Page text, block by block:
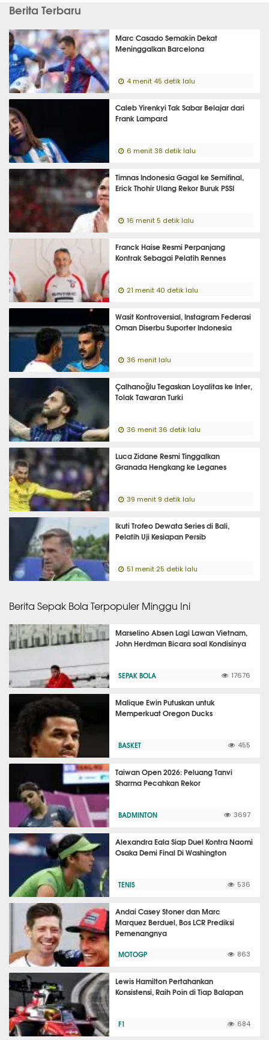
Berita Terbaru
Marc Casado Semakin Dekat
Meninggalkan Barcelona
4 menit 45 detik lalu
Caleb Yirenkyi Tak Sabar Belajar dari
Frank Lampard
6 menit 38 detik lalu
Timnas Indonesia Gagal ke Semifinal,
Erick Thohir Ulang Rekor Buruk PSSI
16 menit 5 detik lalu
Franck Haise Resmi Perpanjang
Kontrak Sebagai Pelatih Rennes
21 menit 40 detik lalu
Wasit Kontroversial, Instagram Federasi
Oman Diserbu Suporter Indonesia
36 menit lalu
Çalhanoğlu Tegaskan Loyalitas ke Inter,
Tolak Tawaran Turki
36 menit 36 detik lalu
Luca Zidane Resmi Tinggalkan
Granada Hengkang ke Leganes
39 menit 9 detik lalu
Ikuti Trofeo Dewata Series di Bali,
Pelatih Uji Kesiapan Persib
51 menit 25 detik lalu
Berita Sepak Bola Terpopuler Minggu Ini
Marselino Absen Lagi Lawan Vietnam,
John Herdman Bicara soal Kondisinya
SEPAK BOLA 17676
Malique Ewin Putuskan untuk
Memperkuat Oregon Ducks
BASKET 455
Taiwan Open 2026: Peluang Tanvi
Sharma Pecahkan Rekor
BADMINTON 3697
Alexandra Eala Siap Duel Kontra Naomi
Osaka Demi Final Di Washington
TENIS 536
Andai Casey Stoner dan Marc
Marquez Berduel, Bos LCR Prediksi
Pemenangnya
MOTOGP 863
Lewis Hamilton Pertahankan
Konsistensi, Raih Poin di Tiap Balapan
F1 684